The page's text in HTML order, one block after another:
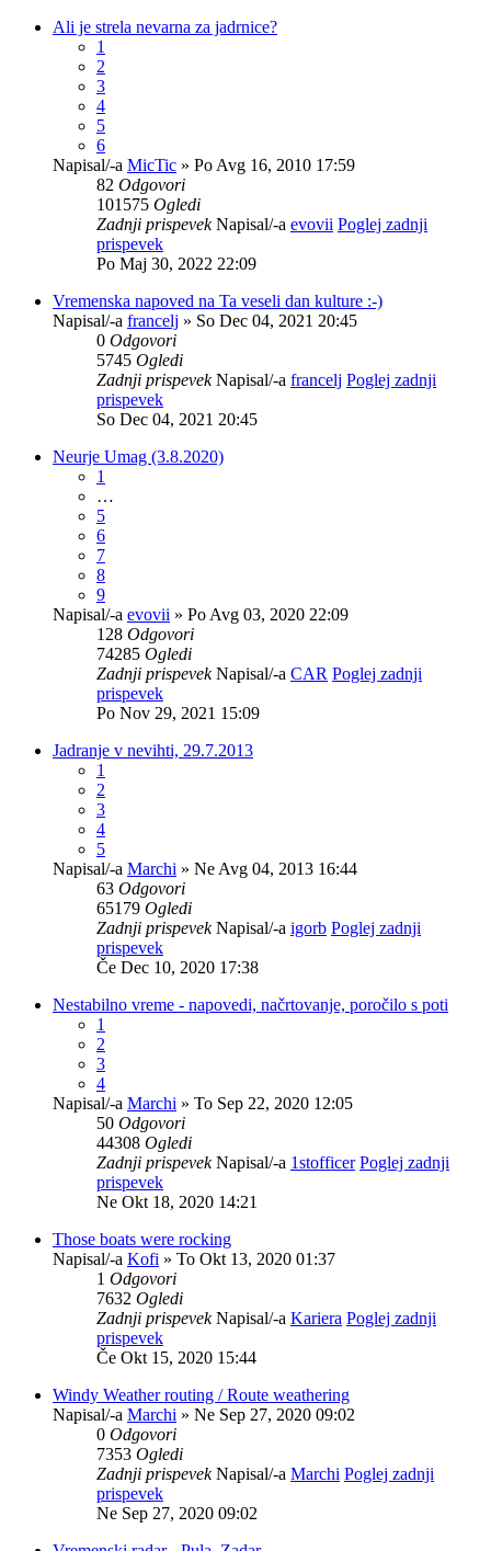
Ali je strela nevarna za jadrnice?
1
2
3
4
5
6
Napisal/-a MicTic » Po Avg 16, 2010 17:59
82 Odgovori
101575 Ogledi
Zadnji prispevekNapisal/-a evovii Poglej zadnji
prispevek
Po Maj 30, 2022 22:09
Vremenska napoved na Ta veseli dan kulture :-)
Napisal/-a francelj » So Dec 04, 2021 20:45
0 Odgovori
5745 Ogledi
Zadnji prispevekNapisal/-a francelj Poglej zadnji
prispevek
So Dec 04, 2021 20:45
Neurje Umag (3.8.2020)
1
…
5
6
7
8
9
Napisal/-a evovii » Po Avg 03, 2020 22:09
128 Odgovori
74285 Ogledi
Zadnji prispevekNapisal/-a CAR Poglej zadnji
prispevek
Po Nov 29, 2021 15:09
Jadranje v nevihti, 29.7.2013
1
2
3
4
5
Napisal/-a Marchi » Ne Avg 04, 2013 16:44
63 Odgovori
65179 Ogledi
Zadnji prispevekNapisal/-a igorb Poglej zadnji
prispevek
Če Dec 10, 2020 17:38
Nestabilno vreme - napovedi, načrtovanje, poročilo s poti
1
2
3
4
Napisal/-a Marchi » To Sep 22, 2020 12:05
50 Odgovori
44308 Ogledi
Zadnji prispevekNapisal/-a 1stofficer Poglej zadnji
prispevek
Ne Okt 18, 2020 14:21
Those boats were rocking
Napisal/-a Kofi » To Okt 13, 2020 01:37
1 Odgovori
7632 Ogledi
Zadnji prispevekNapisal/-a Kariera Poglej zadnji
prispevek
Če Okt 15, 2020 15:44
Windy Weather routing / Route weathering
Napisal/-a Marchi » Ne Sep 27, 2020 09:02
0 Odgovori
7353 Ogledi
Zadnji prispevekNapisal/-a Marchi Poglej zadnji
prispevek
Ne Sep 27, 2020 09:02